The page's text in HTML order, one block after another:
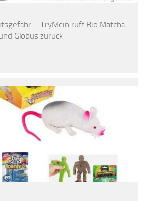
– TryMoin ruft Bio Matcha
Globus zurück